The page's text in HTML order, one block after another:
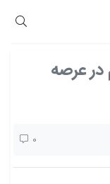
حقوق مصرف‌کننده
عرصه
0